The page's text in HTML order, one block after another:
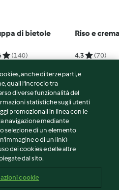
di bietole
(140)
Riso e
4.3 (70)
anche di terze parti, e
quali l’incrocio tra
diverse funzionalità del
statistiche sugli utenti
promozionali in linea con le
navigazione mediante
selezione di un elemento
o di un link)
dei cookies e delle altre
dal sito.
cookie